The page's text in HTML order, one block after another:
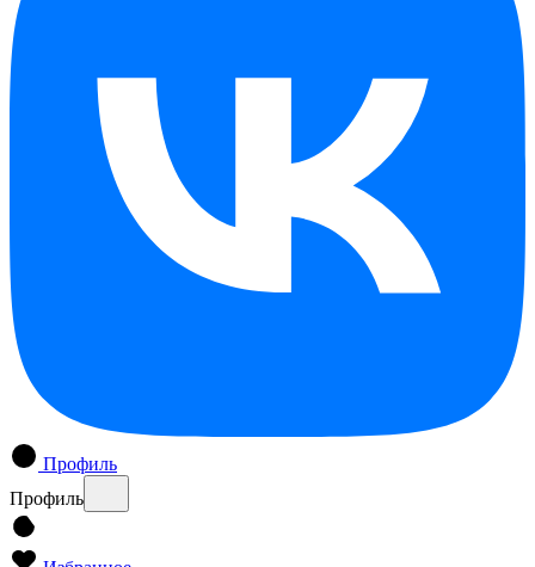
Профиль
Профиль